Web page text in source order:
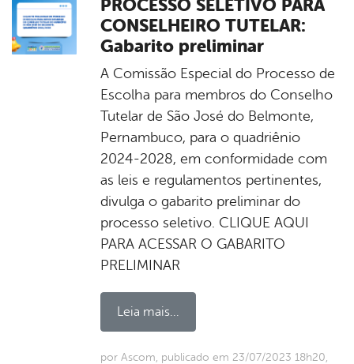
PROCESSO SELETIVO PARA
CONSELHEIRO TUTELAR:
Gabarito preliminar
A Comissão Especial do Processo de
Escolha para membros do Conselho
Tutelar de São José do Belmonte,
Pernambuco, para o quadriênio
2024-2028, em conformidade com
as leis e regulamentos pertinentes,
divulga o gabarito preliminar do
processo seletivo. CLIQUE AQUI
PARA ACESSAR O GABARITO
PRELIMINAR
Leia mais...
por Ascom, publicado em 23/07/2023 18h20,